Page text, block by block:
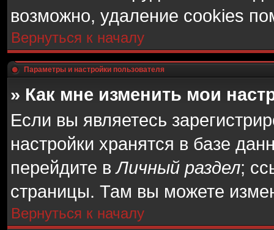
возможно, удаление cookies
Вернуться к началу
Параметры и настройки пользователя
» Как мне изменить мои
Если вы являетесь
настройки хранятся в базе
перейдите вЛичный раздел;
страницы. Там вы можете
Вернуться к началу